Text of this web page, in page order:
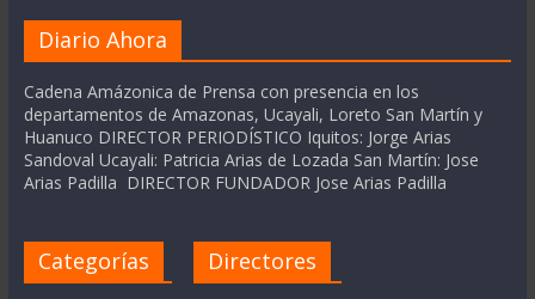
Diario Ahora
Cadena Amázonica de Prensa con presencia en los
departamentos de Amazonas, Ucayali, Loreto San Martín y
Huanuco DIRECTOR PERIODÍSTICO Iquitos: Jorge Arias
Sandoval Ucayali: Patricia Arias de Lozada San Martín: Jose
Arias Padilla DIRECTOR FUNDADOR Jose Arias Padilla
Categorías Directores